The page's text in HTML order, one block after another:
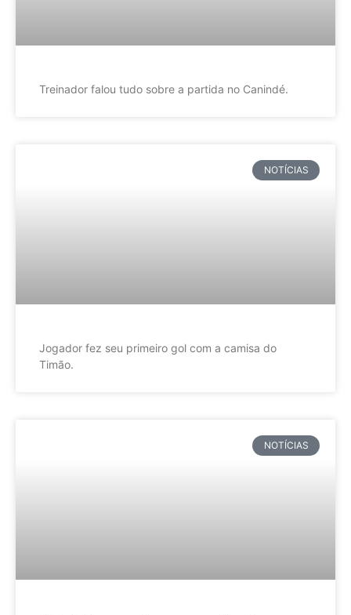
Treinador falou tudo sobre a partida no Canindé.
NOTÍCIAS
Jogador fez seu primeiro gol com a camisa do
Timão.
NOTÍCIAS